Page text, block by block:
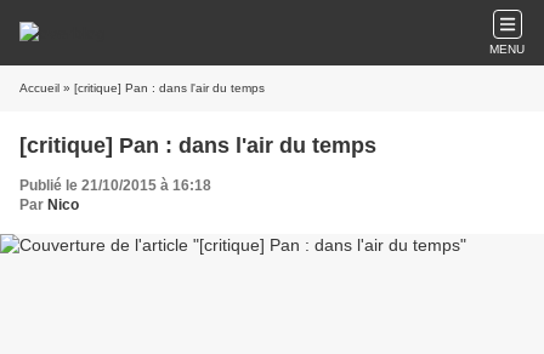
MENU
Accueil » [critique] Pan : dans l'air du temps
[critique] Pan : dans l'air du temps
Publié le 21/10/2015 à 16:18
Par Nico